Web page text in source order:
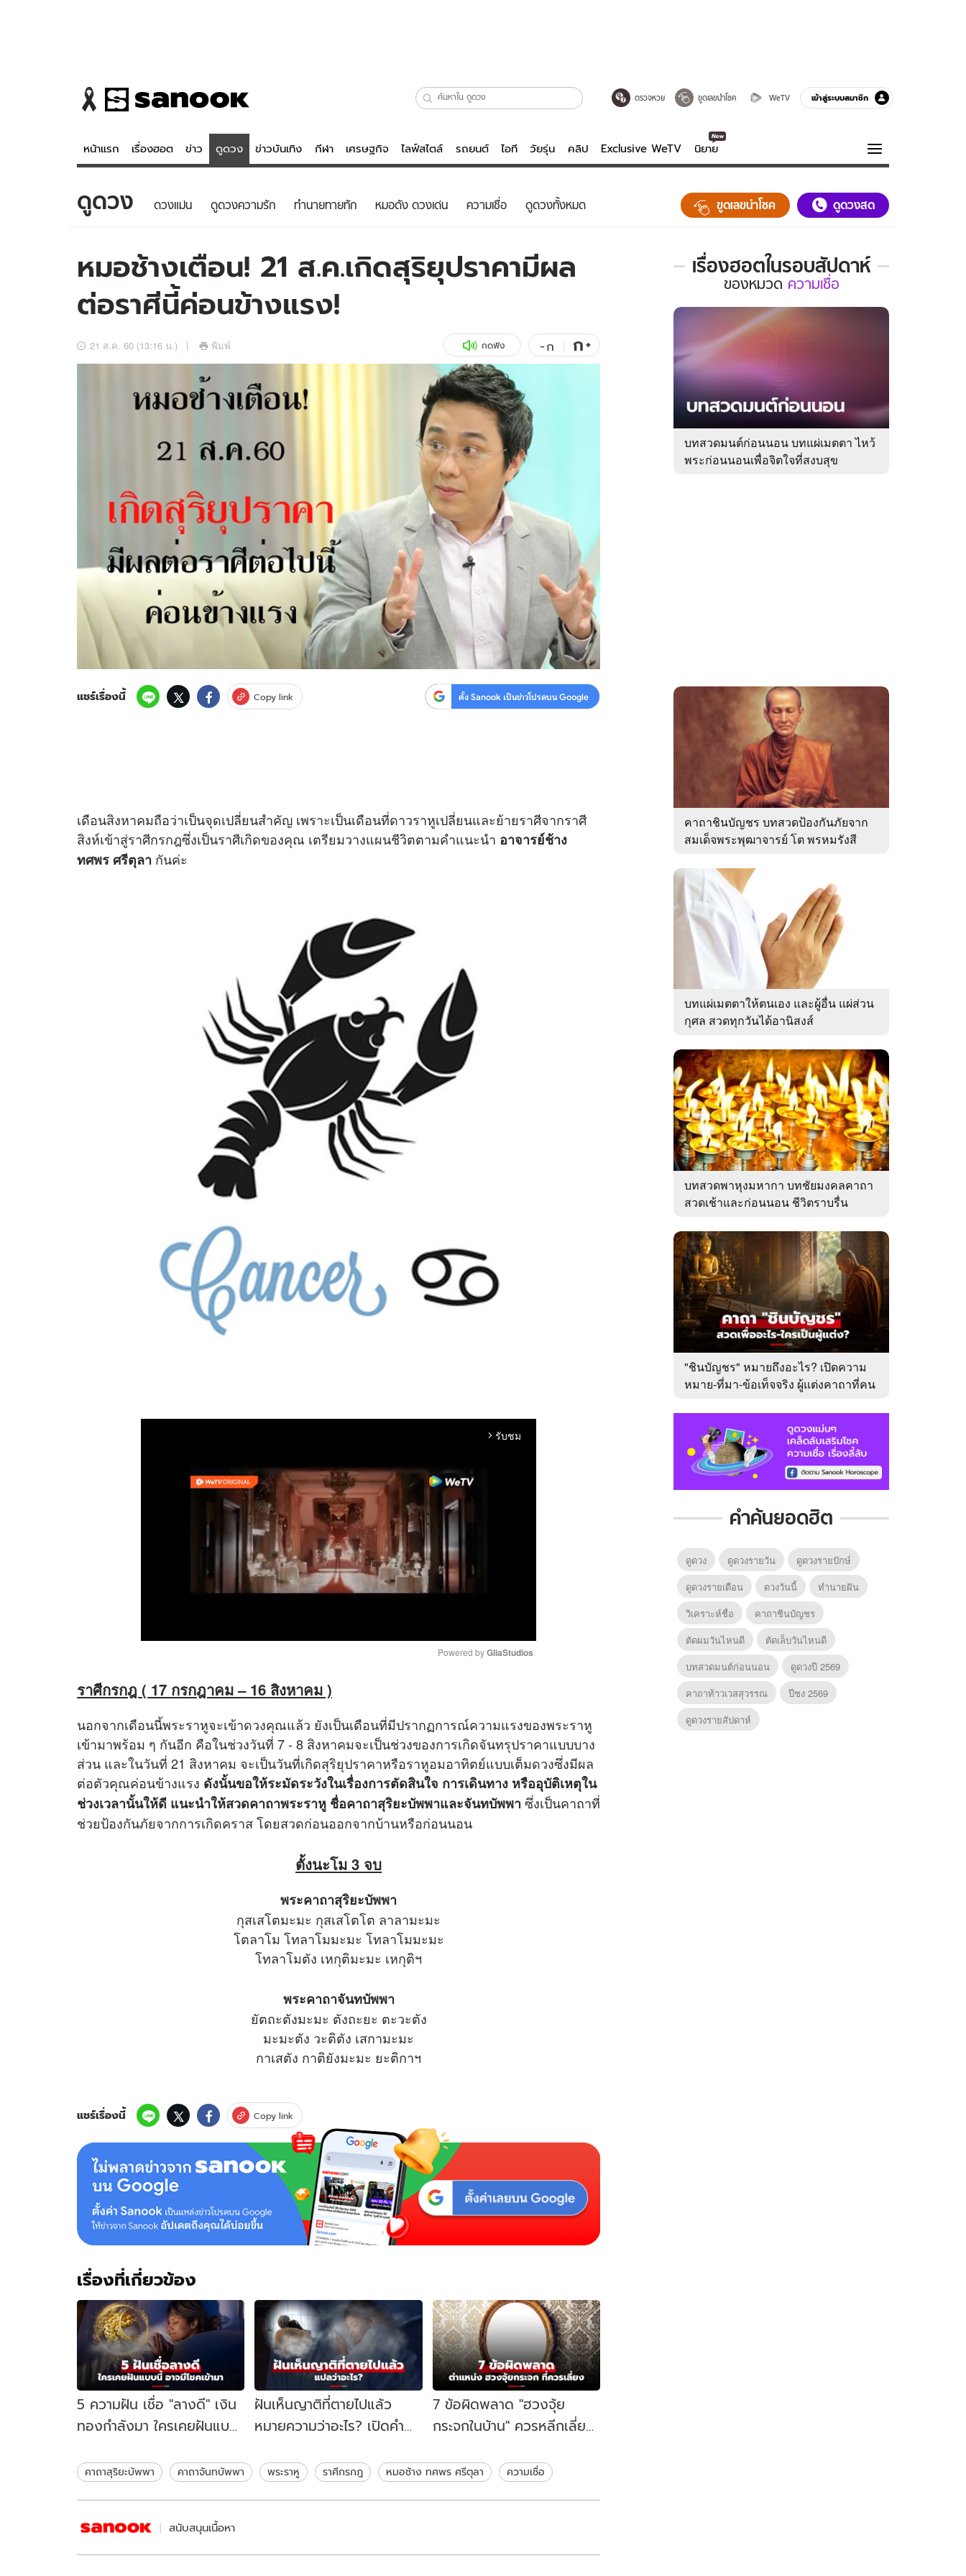
ตรวจหวย ขูดเลขนำโชค WeTV เข้าสู่ระบบสมาชิก
หน้าแรก เรื่องฮอต ข่าว ดูดวง ข่าวบันเทิง กีฬา เศรษฐกิจ ไลฟ์สไตล์ รถยนต์ ไอที วัยรุ่น คลิป Exclusive WeTV นิยาย
ข่าว
ข่าวบันเทิง
ข่าวกีฬา
ข่าวเศรษฐกิจ
อัปเดตจีน
เช็กข่าวชัวร์
ดูดวง - ตรวจหวย
สถิติหวยไทย
หวยลาว
ไลฟ์สไตล์
วัยรุ่น
สุขภาพ
เที่ยว-กิน
Tasteful Thailand
Sanook Choice
ดูทีวี
WeTV
ความรู้รอบตัว
ฮาวทู
บริษัท อิมเมจ ฟิวเจอร์ (ประเทศไทย) จำกัด
ดูดวง ดวงแม่น ดูดวงความรัก ทํานายทายทัก หมอดัง ดวงเด่น ความเชื่อ ดูดวงทั้งหมด ขูดเลขนำโชค ดูดวงสด
หมอช้างเตือน! 21 ส.ค.เกิดสุริยุปราคามีผล
ต่อราศีนี้ค่อนข้างแรง!
21 ส.ค. 60 (13:16 น.) พิมพ์ กดฟัง -ก ก+
แชร์เรื่องนี้ Copy link ตั้ง Sanook เป็นข่าวโปรดบน Google
เดือนสิงหาคมถือว่าเป็นจุดเปลี่ยนสำคัญ เพราะเป็นเดือนที่ดาวราหูเปลี่ยนและย้ายราศีจากราศี
สิงห์เข้าสู่ราศีกรกฎซึ่งเป็นราศีเกิดของคุณ เตรียมวางแผนชีวิตตามคำแนะนำ อาจารย์ช้าง
ทศพร ศรีตุลา กันค่ะ
arrow_forward_ios รับชม
t
e
Powered by GliaStudios
ราศีกรกฎ ( 17 กรกฎาคม – 16 สิงหาคม )
นอกจากเดือนนี้พระราหูจะเข้าดวงคุณแล้ว ยังเป็นเดือนที่มีปรากฏการณ์ความแรงของพระราหู
เข้ามาพร้อม ๆ กันอีก คือในช่วงวันที่ 7 - 8 สิงหาคมจะเป็นช่วงของการเกิดจันทรุปราคาแบบบาง
ส่วน และในวันที่ 21 สิงหาคม จะเป็นวันที่เกิดสุริยุปราคาหรือราหูอมอาทิตย์แบบเต็มดวงซึ่งมีผล
ต่อตัวคุณค่อนข้างแรง ดังนั้นขอให้ระมัดระวังในเรื่องการตัดสินใจ การเดินทาง หรืออุบัติเหตุใน
ช่วงเวลานั้นให้ดี แนะนำให้สวดคาถาพระราหู ชื่อคาถาสุริยะบัพพาและจันทบัพพาซึ่งเป็นคาถาที่
ช่วยป้องกันภัยจากการเกิดคราส โดยสวดก่อนออกจากบ้านหรือก่อนนอน
ตั้งนะโม 3 จบ
พระคาถาสุริยะบัพพา
กุสเสโตมะมะ กุสเสโตโต ลาลามะมะ
โตลาโม โทลาโมมะมะ โทลาโมมะมะ
โทลาโมตัง เหกุติมะมะ เหกุติฯ
พระคาถาจันทบัพพา
ยัตถะตังมะมะ ตังถะยะ ตะวะตัง
มะมะตัง วะติตัง เสกามะมะ
กาเสตัง กาติยังมะมะ ยะติกาฯ
แชร์เรื่องนี้ Copy link
เรื่องที่เกี่ยวข้อง
5 ความฝัน เชื่อ "ลางดี" เงิน
ทองกำลังมา ใครเคยฝันแบบ
ฝันเห็นญาติที่ตายไปแล้ว
หมายความว่าอะไร? เปิดคำ
จิตวิทยา
7 ข้อผิดพลาด "ฮวงจุ้ย
กระจกในบ้าน" ควรหลีกเลี่ยง
คาถาสุริยะบัพพา คาถาจันทบัพพา พระราหู ราศีกรกฎ หมอช้าง ทศพร ศรีตุลา ความเชื่อ
สนับสนุนเนื้อหา
เรื่องฮอตในรอบสัปดาห์
เรื่อง
ใน
รอบ
ของ
หมวด
ความ
ของหมวด ความเชื่อ
บทสวดมนต์ก่อนนอน บทแผ่เมตตา ไหว้
พระก่อนนอนเพื่อจิตใจที่สงบสุข
คาถาชินบัญชร บทสวดป้องกันภัยจาก
สมเด็จพระพุฒาจารย์ โต พรหมรังสี
บทแผ่เมตตาให้ตนเอง และผู้อื่น แผ่ส่วน
กุศล สวดทุกวันได้อานิสงส์
บทสวดพาหุงมหากา บทชัยมงคลคาถา
สวดเช้าและก่อนนอน ชีวิตราบรื่น
"ชินบัญชร" หมายถึงอะไร? เปิดความ
หมาย-ที่มา-ข้อเท็จจริง ผู้แต่งคาถาที่คน
คำค้นยอดฮิต
ดูดวง ดูดวงรายวัน
ดูดวงรายปักษ์
ดูดวงรายเดือน
ดวงวันนี้
ทํานายฝัน
วิเคราะห์ชื่อ
คาถาชินบัญชร
ตัดผมวันไหนดี
ตัดเล็บวันไหนดี
บทสวดมนต์ก่อนนอน
ดูดวงปี 2569
คาถาท้าวเวสสุวรรณ
ปีชง 2569
ดูดวงรายสัปดาห์